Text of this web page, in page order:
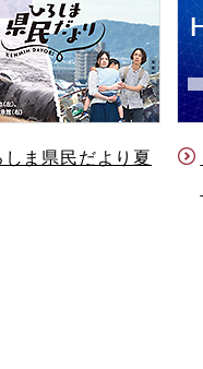
ま県民だより夏